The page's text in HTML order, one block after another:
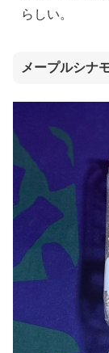
らしい。
メープルシナ